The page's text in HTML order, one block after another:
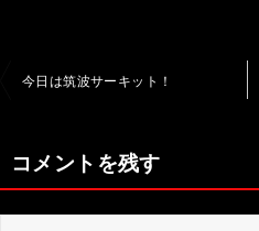
ビ
ゲ
今日は筑波サーキット！
コメントを残す